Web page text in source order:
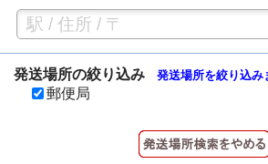
発送場所の絞り込み 発送場所を絞り込み
郵便局